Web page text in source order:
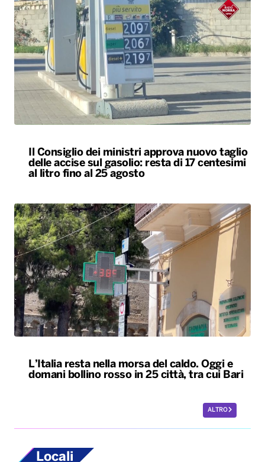
Il Consiglio dei ministri approva nuovo taglio
delle accise sul gasolio: resta di 17 centesimi
al litro fino al 25 agosto
L’Italia resta nella morsa del caldo. Oggi e
domani bollino rosso in 25 città, tra cui Bari
ALTRO
Locali